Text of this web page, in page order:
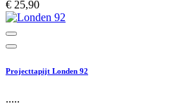
€ 25,90
Projecttapijt Londen 92
.....